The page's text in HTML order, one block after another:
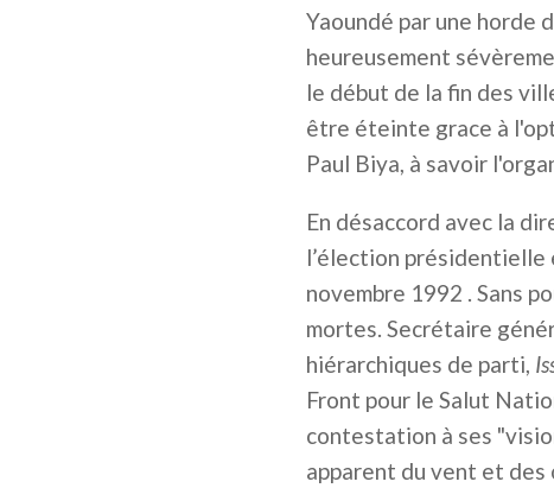
Yaoundé par une
heureusement
le début de la fin des
être éteinte grace à
Paul Biya, à savoir
En désaccord avec la
l’élection présidentielle
novembre 1992 . Sans
mortes. Secrétaire
hiérarchiques de parti,
Front pour le Salut
contestation à ses
apparent du vent et des